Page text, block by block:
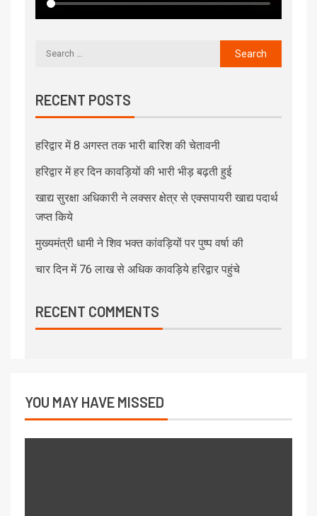
RECENT POSTS
हरिद्वार में 8 अगस्त तक भारी बारिश की चेतावनी
हरिद्वार में हर दिन कावड़ियों की भारी भीड़ बढ़ती हुई
खाद्य सुरक्षा अधिकारी ने लक्सर क्षेत्र से एक्सपायरी खाद्य पदार्थ
जप्त किये
मुख्यमंत्री धामी ने शिव भक्त कांवड़ियों पर पुष्प वर्षा की
चार दिन में 76 लाख से अधिक कावड़िये हरिद्वार पहुंचे
RECENT COMMENTS
YOU MAY HAVE MISSED